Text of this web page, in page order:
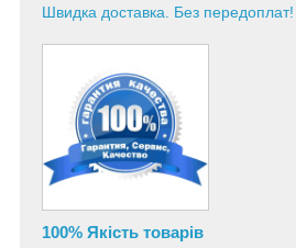
Швидка доставка. Без передоплат!
100% Якість товарів